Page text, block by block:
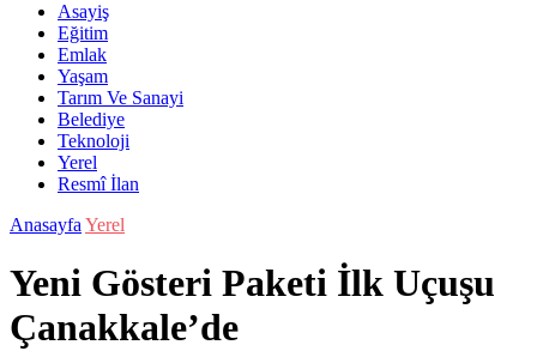
Asayiş
Eğitim
Emlak
Yaşam
Tarım Ve Sanayi
Belediye
Teknoloji
Yerel
Resmî İlan
Anasayfa Yerel
Yeni Gösteri Paketi İlk Uçuşu
Çanakkale’de